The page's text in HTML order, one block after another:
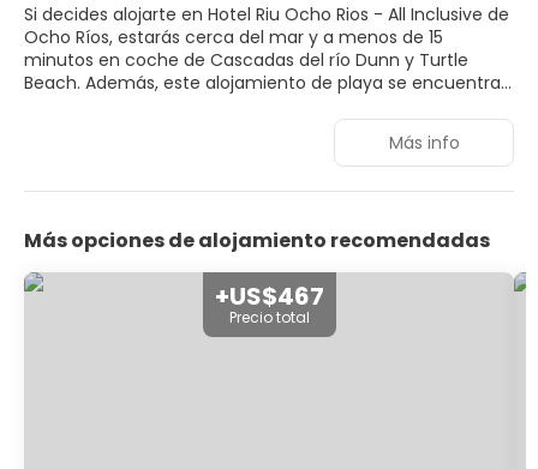
Si decides alojarte en Hotel Riu Ocho Rios - All Inclusive de
Ocho Ríos, estarás cerca del mar y a menos de 15
minutos en coche de Cascadas del río Dunn y Turtle
Beach. Además, este alojamiento de playa se encuentra
Relájate en el spa completo, que ofrece masajes,
tratamientos corporales y tratamientos faciales. Tras un
playa privada para descansar. En este alojamiento de
wifi gratis, servicios de conserjería y una tienda de
Más info
Más opciones de alojamiento recomendadas
+US$467
Precio total